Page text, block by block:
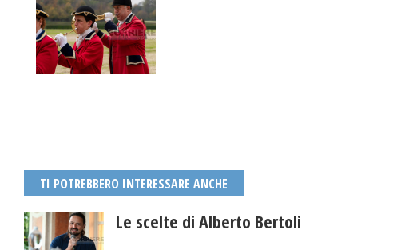
TI POTREBBERO INTERESSARE ANCHE
Le scelte di Alberto Bertoli